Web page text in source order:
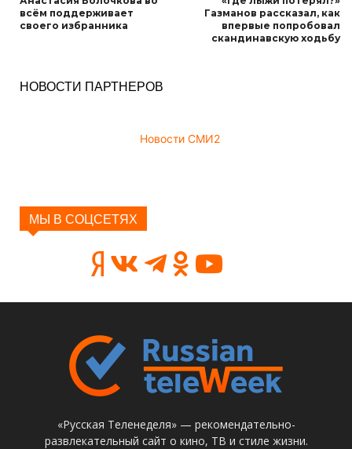
всём поддерживает
своего избранника
Газманов рассказал, как
впервые попробовал
скандинавскую ходьбу
НОВОСТИ ПАРТНЕРОВ
Новости СМИ2
МЫ В СОЦСЕТЯХ
«Русская Теленеделя» — рекомендательно-
развлекательный сайт о кино, ТВ и стиле жизни.